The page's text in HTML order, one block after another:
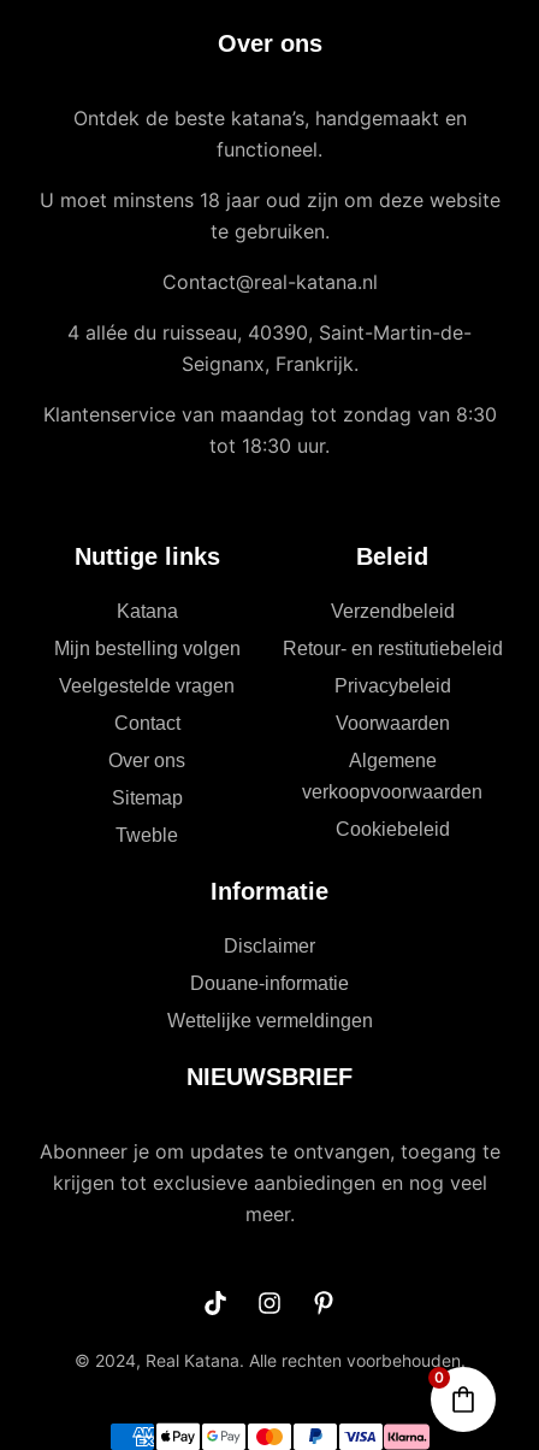
Over ons
Ontdek de beste katana’s, handgemaakt en
functioneel.
U moet minstens 18 jaar oud zijn om deze website
te gebruiken.
Contact@real-katana.nl
4 allée du ruisseau, 40390, Saint-Martin-de-
Seignanx, Frankrijk.
Klantenservice van maandag tot zondag van 8:30
tot 18:30 uur.
Nuttige links
Katana
Mijn bestelling volgen
Veelgestelde vragen
Contact
Over ons
Sitemap
Tweble
Beleid
Verzendbeleid
Retour- en restitutiebeleid
Privacybeleid
Voorwaarden
Algemene
verkoopvoorwaarden
Cookiebeleid
Informatie
Disclaimer
Douane-informatie
Wettelijke vermeldingen
NIEUWSBRIEF
Abonneer je om updates te ontvangen, toegang te
krijgen tot exclusieve aanbiedingen en nog veel
meer.
© 2024, Real Katana. Alle rechten voorbehouden.
0